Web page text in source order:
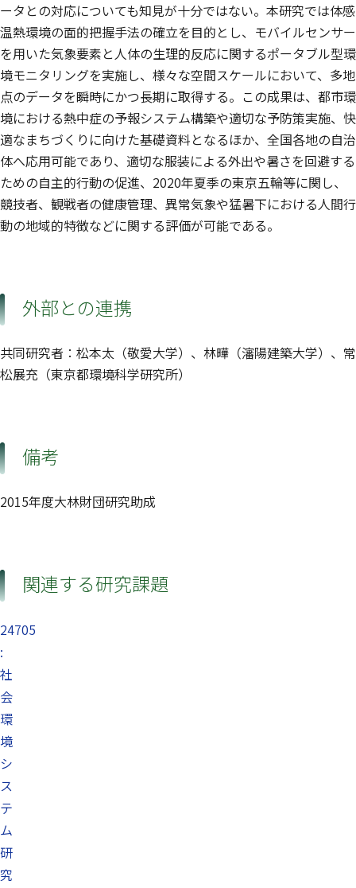
ータとの対応についても知見が十分ではない。本研究では体感
温熱環境の面的把握手法の確立を目的とし、モバイルセンサー
を用いた気象要素と人体の生理的反応に関するポータブル型環
境モニタリングを実施し、様々な空間スケールにおいて、多地
点のデータを瞬時にかつ長期に取得する。この成果は、都市環
境における熱中症の予報システム構築や適切な予防策実施、快
適なまちづくりに向けた基礎資料となるほか、全国各地の自治
体へ応用可能であり、適切な服装による外出や暑さを回避する
ための自主的行動の促進、2020年夏季の東京五輪等に関し、
競技者、観戦者の健康管理、異常気象や猛暑下における人間行
動の地域的特徴などに関する評価が可能である。
外部との連携
共同研究者：松本太（敬愛大学）、林曄（瀋陽建築大学）、常
松展充（東京都環境科学研究所）
備考
2015年度大林財団研究助成
関連する研究課題
24705
:
社
会
環
境
シ
ス
テ
ム
研
究